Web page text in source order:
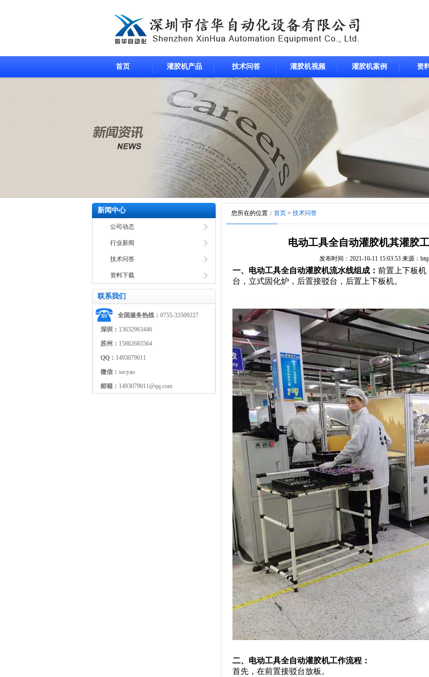
首页 灌胶机产品 技术问答 灌胶机视频 灌胶机案例 资
新闻中心
公司动态
行业新闻
技术问答
资料下载
联系我们
全国服务热线： 0755-33509227
深圳： 13632963446
苏州： 15862683564
QQ： 1493079011
微信： secyao
邮箱： 1493079011@qq.com
您所在的位置： 首页 > 技术问答
电动工具全自动灌胶机其灌胶
发布时间：2021-10-11 15:03:53 来源：
一、电动工具全自动灌胶机流水线组成： 前置上下板机
台，立式固化炉，后置接驳台，后置上下板机。
二、电动工具全自动灌胶机工作流程：
首先，在前置接驳台放板。